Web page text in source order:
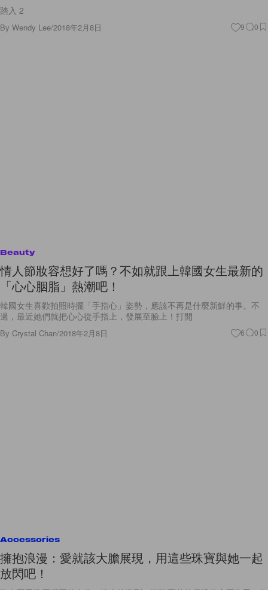
踏入 2
By Wendy Lee/2018年2月8日 9 0
Beauty
情人節妝容想好了嗎？不如就跟上韓國女生最新的
「心心胭脂」熱潮吧！
韓國女生喜歡拍照時擺「手指心」姿勢，應該不再是什麼新鮮的事。不
過，最近她們就把心心從手指上，發展至臉上！打開
By Crystal Chan/2018年2月8日 6 0
Accessories
擁抱浪漫：愛就該大膽展現，用這些珠寶與她一起
放閃吧！